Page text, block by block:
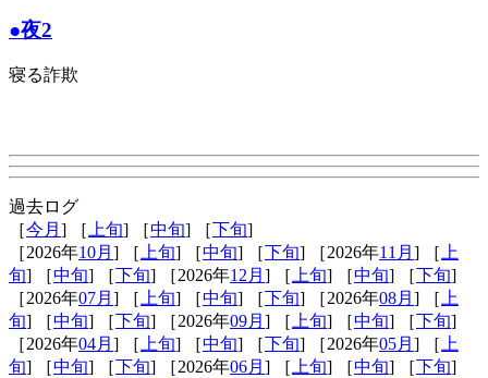
●夜2
寝る詐欺
過去ログ
［今月 ] ［上旬] ［中旬] ［ 下旬]
［2026年10月 ] ［上旬] ［中旬] ［ 下旬] ［2026年11月 ] ［上
旬] ［中旬] ［ 下旬] ［2026年12月 ] ［上旬] ［中旬] ［ 下旬]
［2026年07月 ] ［上旬] ［中旬] ［ 下旬] ［2026年08月 ] ［上
旬] ［中旬] ［ 下旬] ［2026年09月 ] ［上旬] ［中旬] ［ 下旬]
［2026年04月 ] ［上旬] ［中旬] ［ 下旬] ［2026年05月 ] ［上
旬] ［中旬] ［ 下旬] ［2026年06月 ] ［上旬] ［中旬] ［ 下旬]